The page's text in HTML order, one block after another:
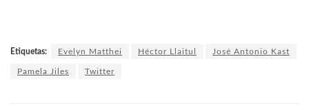
Etiquetas: Evelyn Matthei Héctor Llaitul José Antonio Kast
Pamela Jiles Twitter